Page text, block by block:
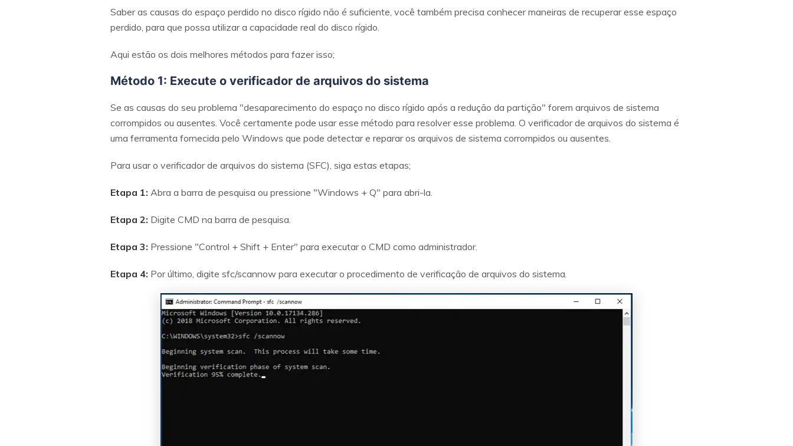
Saber as causas do espaço perdido no disco rígido não é suficiente, você também precisa conhecer maneiras de recuperar esse espaço
perdido, para que possa utilizar a capacidade real do disco rígido.
Aqui estão os dois melhores métodos para fazer isso;
Método 1: Execute o verificador de arquivos do sistema
Se as causas do seu problema "desaparecimento do espaço no disco rígido após a redução da partição" forem arquivos de sistema
corrompidos ou ausentes. Você certamente pode usar esse método para resolver esse problema. O verificador de arquivos do sistema é
uma ferramenta fornecida pelo Windows que pode detectar e reparar os arquivos de sistema corrompidos ou ausentes.
Para usar o verificador de arquivos do sistema (SFC), siga estas etapas;
Etapa 1: Abra a barra de pesquisa ou pressione "Windows + Q" para abri-la.
Etapa 2: Digite CMD na barra de pesquisa.
Etapa 3: Pressione "Control + Shift + Enter" para executar o CMD como administrador.
Etapa 4: Por último, digite sfc/scannow para executar o procedimento de verificação de arquivos do sistema.